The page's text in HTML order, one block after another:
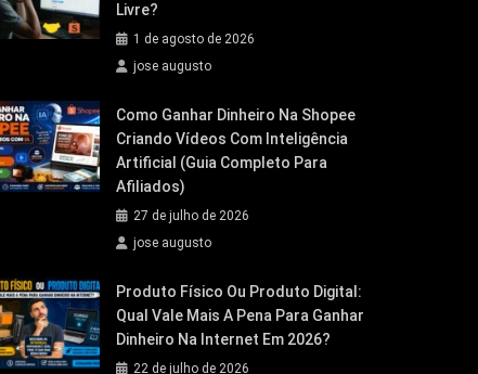
Livre?
1 de agosto de 2026
jose augusto
Como Ganhar Dinheiro Na Shopee
Criando Vídeos Com Inteligência
Artificial (Guia Completo Para
Afiliados)
27 de julho de 2026
jose augusto
Produto Físico Ou Produto Digital:
Qual Vale Mais A Pena Para Ganhar
Dinheiro Na Internet Em 2026?
22 de julho de 2026